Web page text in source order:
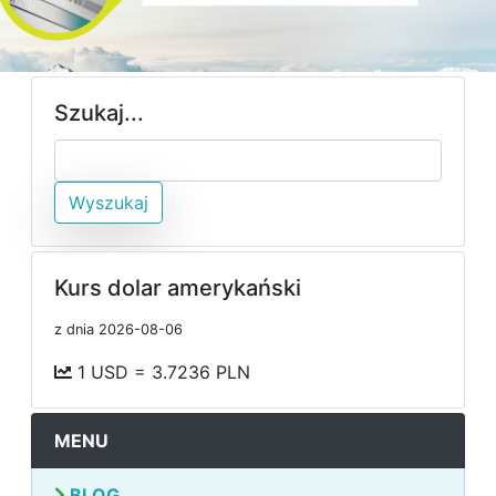
Szukaj...
Wyszukaj
Kurs dolar amerykański
z dnia 2026-08-06
1 USD = 3.7236 PLN
MENU